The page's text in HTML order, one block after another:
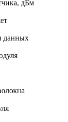
дБм
данных